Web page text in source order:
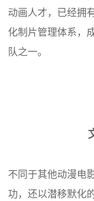
动画人才，已经拥
化制片管理体系，
队之一。
不同于其他动漫电
功，还以潜移默化